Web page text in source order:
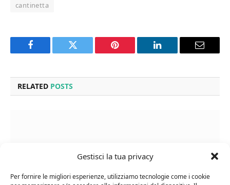
Gestisci la tua privacy
Per fornire le migliori esperienze, utilizziamo tecnologie come i cookie
cantinetta
Facebook Twitter Pinterest LinkedIn Email
RELATED POSTS